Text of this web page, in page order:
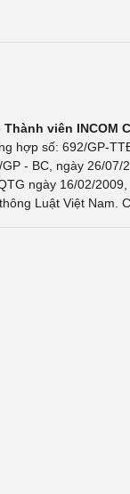
viên INCOM
hợp số: 692/GP-
- BC, ngày 26/
ngày 16/02/
Luật Việt Nam.